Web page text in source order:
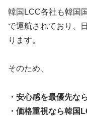
韓国LCC各社も韓国
で運航されており、
ります。
そのため、
・安心感を最優先な
・価格重視なら韓国